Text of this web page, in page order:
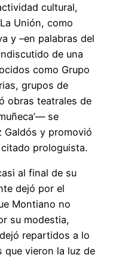
cultural,
Unión, como
y –en palabras del
de una
como Grupo
grupos de
obras teatrales de
se
Galdós y promovió
prologuista.
al final de su
dejó por el
Montiano no
su modestia,
repartidos a lo
que vieron la luz de